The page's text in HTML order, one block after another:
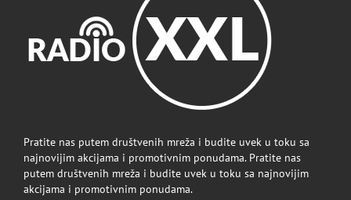
Pratite nas putem društvenih mreža i budite uvek u toku sa
najnovijim akcijama i promotivnim ponudama. Pratite nas
putem društvenih mreža i budite uvek u toku sa najnovijim
akcijama i promotivnim ponudama.